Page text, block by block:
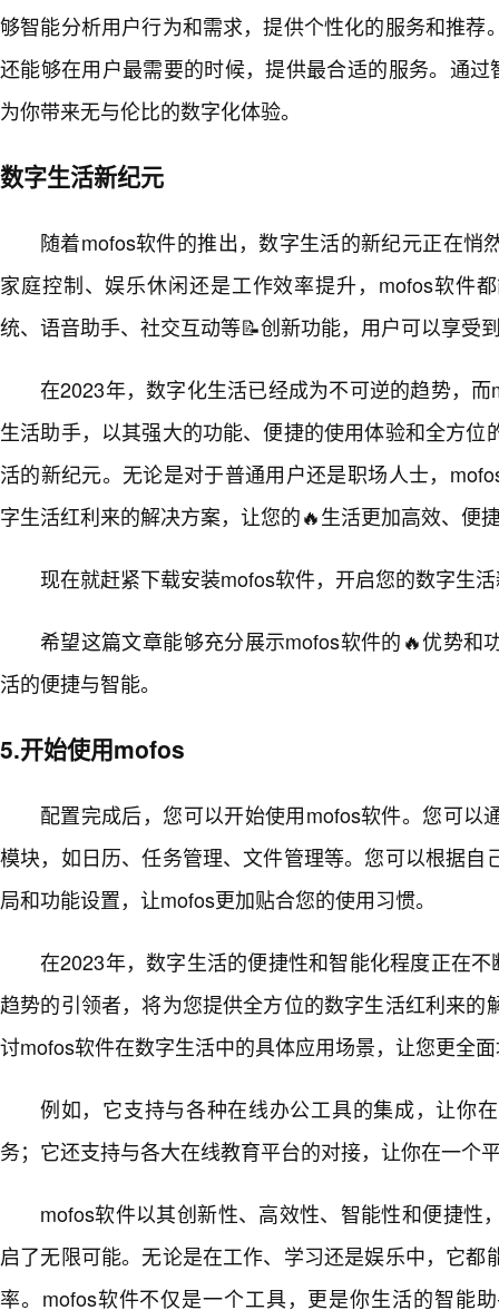
够智能分析用户行为和需求，提供个性化的服务和推荐
还能够在用户最需要的时候，提供最合适的服务。通
为你带来无与伦比的数字化体验。
数字生活新纪元
随着mofos软件的推出，数字生活的新纪元正在悄
家庭控制、娱乐休闲还是工作效率提升，mofos软件
统、语音助手、社交互动等📝创新功能，用户可以享受
在2023年，数字化生活已经成为不可逆的趋势，
生活助手，以其强大的功能、便捷的使用体验和全方位
活的新纪元。无论是对于普通用户还是职场人士，
字生活红利来的解决方案，让您的🔥生活更加高效、便
现在就赶紧下载安装mofos软件，开启您的数字生
希望这篇文章能够充分展示mofos软件的🔥优势和
活的便捷与智能。
5.开始使用mofos
配置完成后，您可以开始使用mofos软件。您可以
模块，如日历、任务管理、文件管理等。您可以根据自
局和功能设置，让mofos更加贴合您的使用习惯。
在2023年，数字生活的便捷性和智能化程度正在
趋势的引领者，将为您提供全方位的数字生活红利来的
讨mofos软件在数字生活中的具体应用场景，让您更全
例如，它支持与各种在线办公工具的集成，让你
务；它还支持与各大在线教育平台的对接，让你在一个
mofos软件以其创新性、高效性、智能性和便捷性
启了无限可能。无论是在工作、学习还是娱乐中，它都
率。mofos软件不仅是一个工具，更是你生活的智能